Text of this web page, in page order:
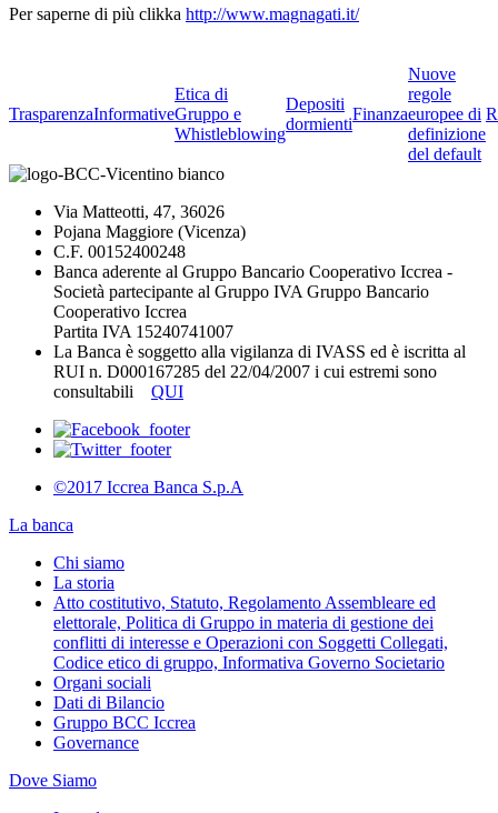
Per saperne di più clikka http://www.magnagati.it/
TrasparenzaInformative
Etica di
Gruppo e
Whistleblowing
Depositi
dormienti
Finanza
Nuove
regole
europee di
definizione
del default
Via Matteotti, 47, 36026
Pojana Maggiore (Vicenza)
C.F. 00152400248
Banca aderente al Gruppo Bancario Cooperativo Iccrea -
Società partecipante al Gruppo IVA Gruppo Bancario
Cooperativo Iccrea
Partita IVA 15240741007
La Banca è soggetto alla vigilanza di IVASS ed è iscritta al
RUI n. D000167285 del 22/04/2007 i cui estremi sono
consultabili QUI
©2017 Iccrea Banca S.p.A
La banca
Chi siamo
La storia
Atto costitutivo, Statuto, Regolamento Assembleare ed
elettorale, Politica di Gruppo in materia di gestione dei
conflitti di interesse e Operazioni con Soggetti Collegati,
Codice etico di gruppo, Informativa Governo Societario
Organi sociali
Dati di Bilancio
Gruppo BCC Iccrea
Governance
Dove Siamo